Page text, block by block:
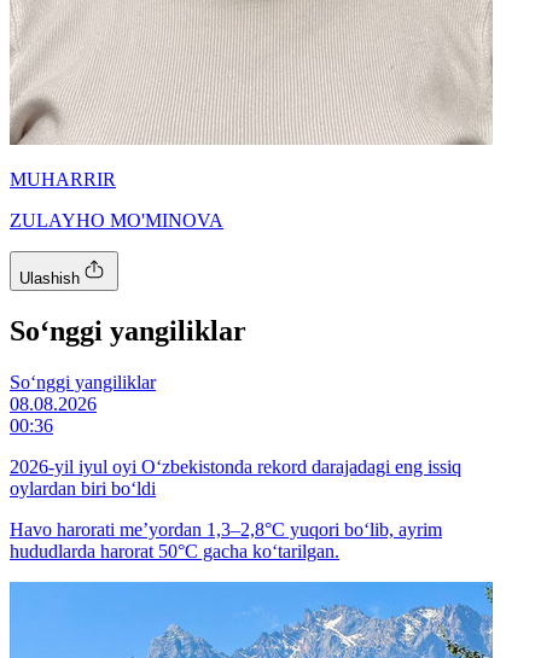
MUHARRIR
ZULAYHO MO'MINOVA
Ulashish
So‘nggi yangiliklar
So‘nggi yangiliklar
08.08.2026
00:36
2026-yil iyul oyi O‘zbekistonda rekord darajadagi eng issiq
oylardan biri bo‘ldi
Havo harorati me’yordan 1,3–2,8°C yuqori bo‘lib, ayrim
hududlarda harorat 50°C gacha ko‘tarilgan.